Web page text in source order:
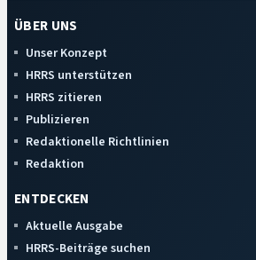
ÜBER UNS
Unser Konzept
HRRS unterstützen
HRRS zitieren
Publizieren
Redaktionelle Richtlinien
Redaktion
ENTDECKEN
Aktuelle Ausgabe
HRRS-Beiträge suchen